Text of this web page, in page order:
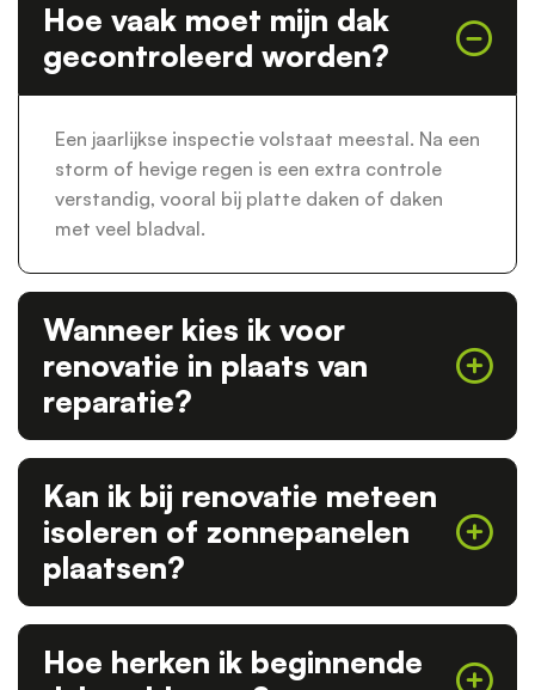
Hoe vaak moet mijn dak
gecontroleerd worden?
Een jaarlijkse inspectie volstaat meestal. Na een
storm of hevige regen is een extra controle
verstandig, vooral bij platte daken of daken
met veel bladval.
Wanneer kies ik voor
renovatie in plaats van
reparatie?
Kan ik bij renovatie meteen
isoleren of zonnepanelen
plaatsen?
Hoe herken ik beginnende